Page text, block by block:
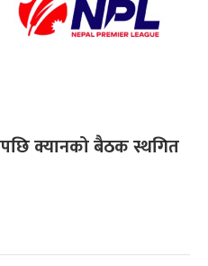
क्यानको बैठक स्थगित